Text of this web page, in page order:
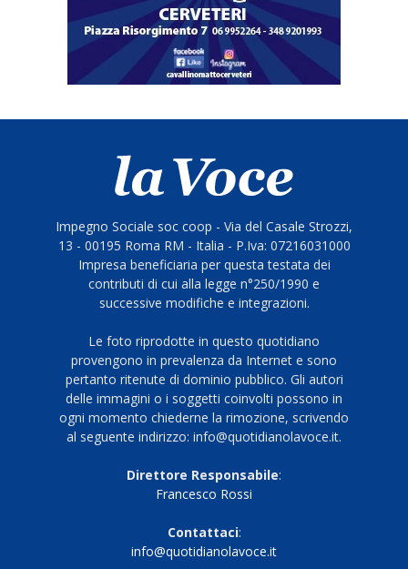
Impegno Sociale soc coop - Via del Casale Strozzi,
13 - 00195 Roma RM - Italia - P.Iva: 07216031000
Impresa beneficiaria per questa testata dei
contributi di cui alla legge n°250/1990 e
successive modifiche e integrazioni.
Le foto riprodotte in questo quotidiano
provengono in prevalenza da Internet e sono
pertanto ritenute di dominio pubblico. Gli autori
delle immagini o i soggetti coinvolti possono in
ogni momento chiederne la rimozione, scrivendo
al seguente indirizzo: info@quotidianolavoce.it.
Direttore Responsabile:
Francesco Rossi
Contattaci:
info@quotidianolavoce.it